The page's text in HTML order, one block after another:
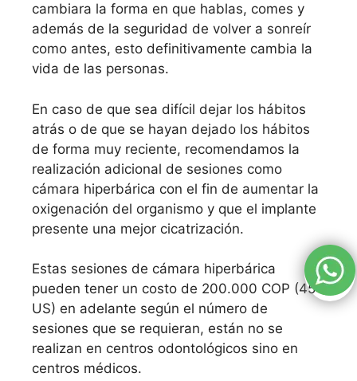
cambiara la forma en que hablas, comes y
además de la seguridad de volver a sonreír
como antes, esto definitivamente cambia la
vida de las personas.
En caso de que sea difícil dejar los hábitos
atrás o de que se hayan dejado los hábitos
de forma muy reciente, recomendamos la
realización adicional de sesiones como
cámara hiperbárica con el fin de aumentar la
oxigenación del organismo y que el implante
presente una mejor cicatrización.
Estas sesiones de cámara hiperbárica
pueden tener un costo de 200.000 COP (45
US) en adelante según el número de
sesiones que se requieran, están no se
realizan en centros odontológicos sino en
centros médicos.